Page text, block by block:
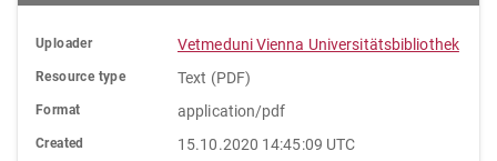
Uploader Vetmeduni Vienna Universitätsbibliothek
Resource type Text (PDF)
Format application/pdf
Created 15.10.2020 14:45:09 UTC